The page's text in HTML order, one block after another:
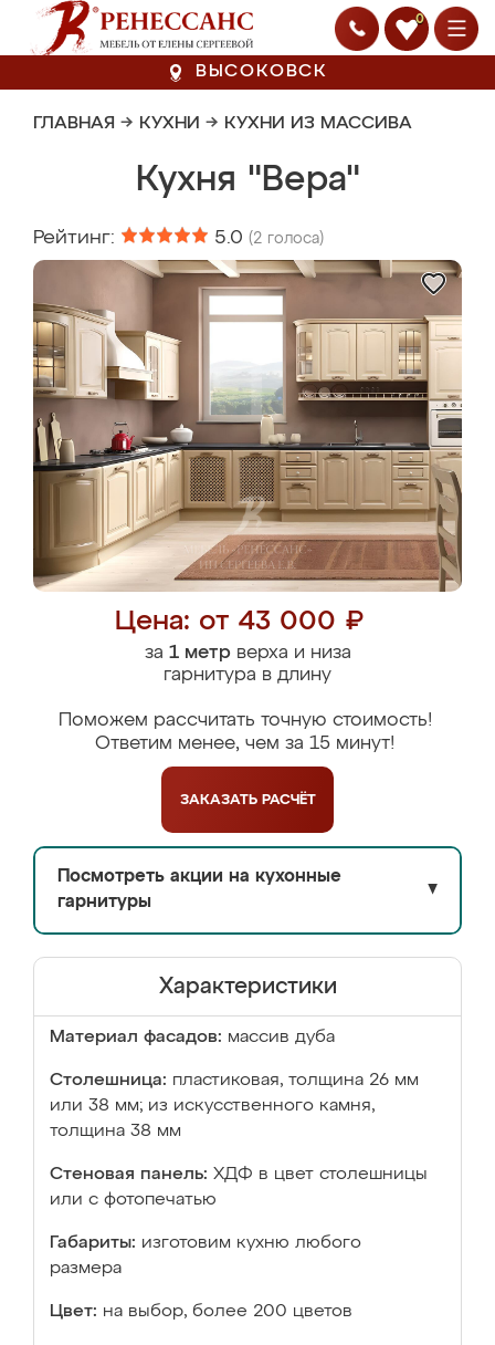
0
ВЫСОКОВСК
ГЛАВНАЯ → КУХНИ → КУХНИ ИЗ МАССИВА
Кухня "Вера"
Рейтинг: 5.0 (2 голоса)
Цена: от 43 000 ₽
за 1 метрверха и низа
гарнитура в длину
Поможем рассчитать точную стоимость!
Ответим менее, чем за 15 минут!
ЗАКАЗАТЬ РАСЧЁТ
Посмотреть акции на кухонные
гарнитуры
▼
Характеристики
Материал фасадов: массив дуба
Столешница: пластиковая, толщина 26 мм
или 38 мм; из искусственного камня,
толщина 38 мм
Стеновая панель: ХДФ в цвет столешницы
или с фотопечатью
Габариты: изготовим кухню любого
размера
Цвет: на выбор, более 200 цветов